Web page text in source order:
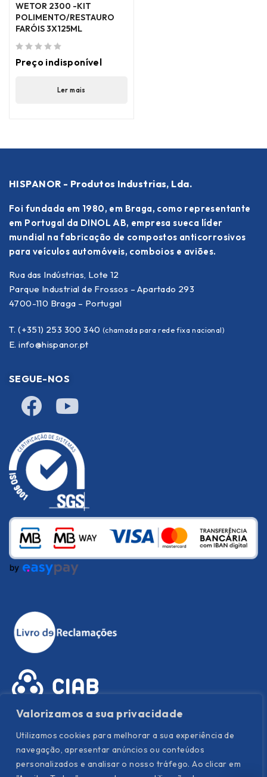
Valorizamos a sua privacidade
Utilizamos cookies para melhorar a sua experiência de
navegação, apresentar anúncios ou conteúdos
personalizados e analisar o nosso tráfego. Ao clicar em
WETOR 2300 -KIT
POLIMENTO/RESTAURO
FARÓIS 3X125ML
Preço indisponível
Ler mais
HISPANOR - Produtos Industrias, Lda.
Foi fundada em 1980, em Braga, como representante
em Portugal da DINOL AB, empresa sueca líder
mundial na fabricação de compostos anticorrosivos
para veículos automóveis, comboios e aviões.
Rua das Indústrias, Lote 12
Parque Industrial de Frossos – Apartado 293
4700-110 Braga – Portugal
T. (+351) 253 300 340 (chamada para rede fixa nacional)
E. info@hispanor.pt
SEGUE-NOS